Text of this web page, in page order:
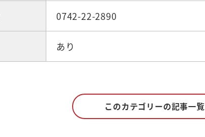
0742-22-2890
あり
このカテゴリーの記事一覧